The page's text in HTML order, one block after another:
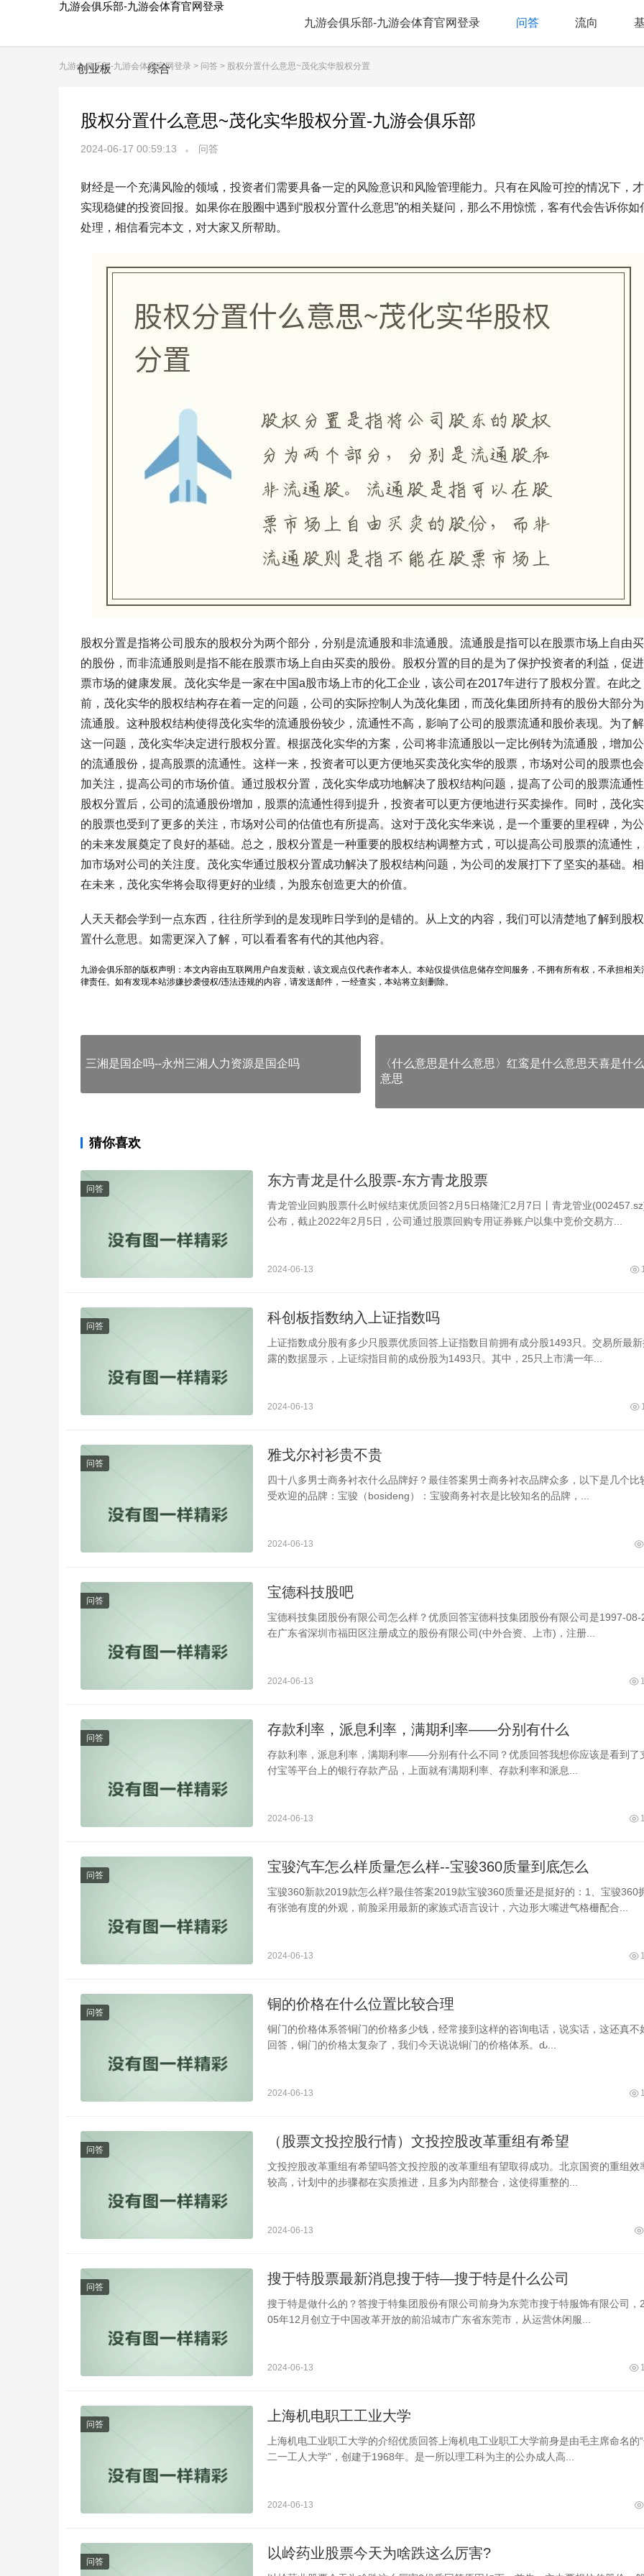
九游会俱乐部-九游会体育官网登录
九游会俱乐部-九游会体育官网登录
问答 流向
创业板 综合
九游会俱乐部-九游会体育官网登录 > 问答 > 股权分置什么意思~茂化实华股权分置
股权分置什么意思~茂化实华股权分置-九游会俱乐部
2024-06-17 00:59:13 问答
财经是一个充满风险的领域，投资者们需要具备一定的风险意识和风险管理能力。只有在风险可控的情况下，
实现稳健的投资回报。如果你在股圈中遇到“股权分置什么意思”的相关疑问，那么不用惊慌，客有代会告诉你如
处理，相信看完本文，对大家又所帮助。
股权分置是指将公司股东的股权分为两个部分，分别是流通股和非流通股。流通股是指可以在股票市场上自由
的股份，而非流通股则是指不能在股票市场上自由买卖的股份。股权分置的目的是为了保护投资者的利益，促
票市场的健康发展。茂化实华是一家在中国a股市场上市的化工企业，该公司在2017年进行了股权分置。在此之
前，茂化实华的股权结构存在着一定的问题，公司的实际控制人为茂化集团，而茂化集团所持有的股份大部分
流通股。这种股权结构使得茂化实华的流通股份较少，流通性不高，影响了公司的股票流通和股价表现。为了
这一问题，茂化实华决定进行股权分置。根据茂化实华的方案，公司将非流通股以一定比例转为流通股，增加公
的流通股份，提高股票的流通性。这样一来，投资者可以更方便地买卖茂化实华的股票，市场对公司的股票也
加关注，提高公司的市场价值。通过股权分置，茂化实华成功地解决了股权结构问题，提高了公司的股票流通性
股权分置后，公司的流通股份增加，股票的流通性得到提升，投资者可以更方便地进行买卖操作。同时，茂化
的股票也受到了更多的关注，市场对公司的估值也有所提高。这对于茂化实华来说，是一个重要的里程碑，为公
的未来发展奠定了良好的基础。总之，股权分置是一种重要的股权结构调整方式，可以提高公司股票的流通性
加市场对公司的关注度。茂化实华通过股权分置成功解决了股权结构问题，为公司的发展打下了坚实的基础。
在未来，茂化实华将会取得更好的业绩，为股东创造更大的价值。
人天天都会学到一点东西，往往所学到的是发现昨日学到的是错的。从上文的内容，我们可以清楚地了解到股
置什么意思。如需更深入了解，可以看看客有代的其他内容。
九游会俱乐部的版权声明：本文内容由互联网用户自发贡献，该文观点仅代表作者本人。本站仅提供信息储存空间服务，不拥有所有权，不承担相关
律责任。如有发现本站涉嫌抄袭侵权/违法违规的内容，请发送邮件，一经查实，本站将立刻删除。
三湘是国企吗--永州三湘人力资源是国企吗
〈什么意思是什么意思〉红鸾是什么意思天喜是什么
意思
猜你喜欢
问答
东方青龙是什么股票-东方青龙股票
青龙管业回购股票什么时候结束优质回答2月5日格隆汇2月7日丨青龙管业
公布，截止2022年2月5日，公司通过股票回购专用证券账户以集中竞价交易方...
2024-06-13
问答
科创板指数纳入上证指数吗
上证指数成分股有多少只股票优质回答上证指数目前拥有成分股1493只。交易所最新
露的数据显示，上证综指目前的成份股为1493只。其中，25只上市满一年...
2024-06-13
问答
雅戈尔衬衫贵不贵
四十八多男士商务衬衣什么品牌好？最佳答案男士商务衬衣品牌众多，以下是几个比
受欢迎的品牌：宝骏（bosideng）：宝骏商务衬衣是比较知名的品牌，...
2024-06-13
问答
宝德科技股吧
宝德科技集团股份有限公司怎么样？优质回答宝德科技集团股份有限公司是1997-08-
在广东省深圳市福田区注册成立的股份有限公司(中外合资、上市)，注册...
2024-06-13
问答
存款利率，派息利率，满期利率——分别有什么
存款利率，派息利率，满期利率——分别有什么不同？优质回答我想你应该是看到了
付宝等平台上的银行存款产品，上面就有满期利率、存款利率和派息...
2024-06-13
问答
宝骏汽车怎么样质量怎么样--宝骏360质量到底怎么
宝骏360新款2019款怎么样?最佳答案2019款宝骏360质量还是挺好的：1、宝骏360
有张弛有度的外观，前脸采用最新的家族式语言设计，六边形大嘴进气格栅配合...
2024-06-13
问答
铜的价格在什么位置比较合理
铜门的价格体系答铜门的价格多少钱，经常接到这样的咨询电话，说实话，这还真不
回答，铜门的价格太复杂了，我们今天说说铜门的价格体系。ԃ...
2024-06-13
问答
（股票文投控股行情）文投控股改革重组有希望
文投控股改革重组有希望吗答文投控股的改革重组有望取得成功。北京国资的重组效
较高，计划中的步骤都在实质推进，且多为内部整合，这使得重整的...
2024-06-13
问答
搜于特股票最新消息搜于特—搜于特是什么公司
搜于特是做什么的？答搜于特集团股份有限公司前身为东莞市搜于特服饰有限公司，
05年12月创立于中国改革开放的前沿城市广东省东莞市，从运营休闲服...
2024-06-13
问答
上海机电职工工业大学
上海机电工业职工大学的介绍优质回答上海机电工业职工大学前身是由毛主席命名的
二一工人大学”，创建于1968年。是一所以理工科为主的公办成人高...
2024-06-13
问答
以岭药业股票今天为啥跌这么厉害?